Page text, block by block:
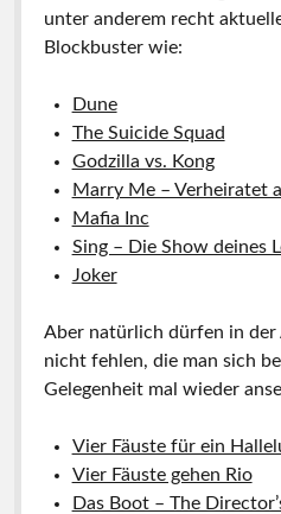
unter anderem recht
Blockbuster wie:
Dune
The Suicide Squad
Godzilla vs. Kong
Marry Me – Verheiratet
Mafia Inc
Sing – Die Show deines
Joker
Aber natürlich dürfen in der
nicht fehlen, die man sich
Gelegenheit mal wieder
Vier Fäuste für ein
Vier Fäuste gehen Rio
Das Boot – The